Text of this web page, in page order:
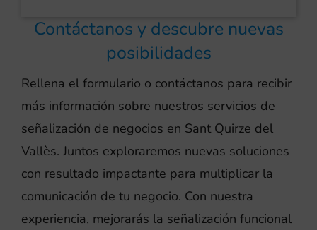
Contáctanos y descubre nuevas
posibilidades
Rellena el formulario o contáctanos para recibir
más información sobre nuestros servicios de
señalización de negocios en Sant Quirze del
Vallès. Juntos exploraremos nuevas soluciones
con resultado impactante para multiplicar la
comunicación de tu negocio. Con nuestra
experiencia, mejorarás la señalización funcional